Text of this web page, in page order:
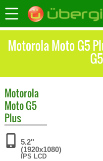
Motorola Moto G5
Motorola
Moto G5
Plus
5.2"
(1920x1080)
IPS LCD